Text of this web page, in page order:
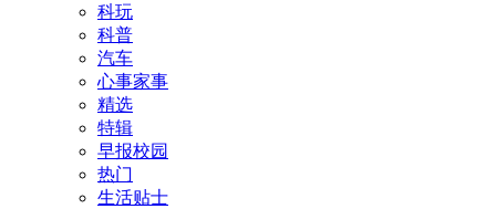
科玩
科普
汽车
心事家事
精选
特辑
早报校园
热门
生活贴士